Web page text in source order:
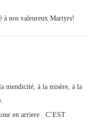
nos valeureux Martyrs!
mendicité, à la misère, à la
en arriere . C’EST